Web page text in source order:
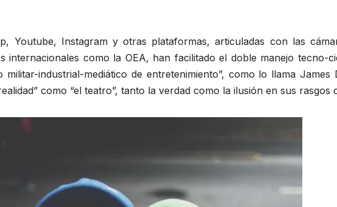
Youtube, Instagram y otras plataformas, articuladas con las
internacionales como la OEA, han facilitado el doble manejo
industrial-mediático de entretenimiento”, como lo llama
como “el teatro”, tanto la verdad como la ilusión en sus rasgos